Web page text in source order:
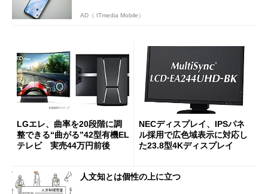
AD（ ITmedia Mobile）
LGエレ、曲率を20段階に調
整できる“曲がる”42型有機EL
テレビ 実売44万円前後
NECディスプレイ、IPSパネ
ル採用で広色域表示に対応し
た23.8型4Kディスプレイ
人文知とは個性の上に立つ